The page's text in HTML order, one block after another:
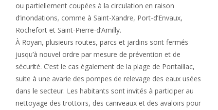
ou partiellement coupées à la circulation en raison
d’inondations, comme à Saint-Xandre, Port-d’Envaux,
Rochefort et Saint-Pierre-d’Amilly.
À Royan, plusieurs routes, parcs et jardins sont fermés
jusqu’à nouvel ordre par mesure de prévention et de
sécurité. C’est le cas également de la plage de Pontaillac,
suite à une avarie des pompes de relevage des eaux usées
dans le secteur. Les habitants sont invités à participer au
nettoyage des trottoirs, des caniveaux et des avaloirs pour